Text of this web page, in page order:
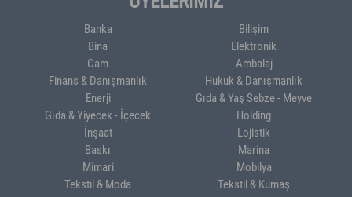
Banka
Bilişim
Bina
Elektronik
Cam
Ambalaj
Finans & Danışmanlık
Hukuk & Danışmanlık
Enerji
Gıda & Yaş Sebze - Meyve
Gıda & Yiyecek - İçecek
Holding
İnşaat
Lojistik
Baskı
Marina
Mimari
Mobilya
Tekstil & Moda
Tekstil & Kumaş